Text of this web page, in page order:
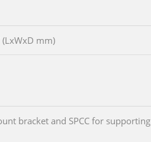
mm)
bracket and SPCC for supporting